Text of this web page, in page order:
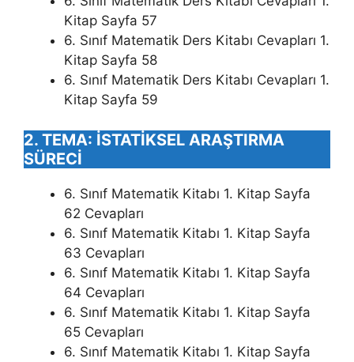
Kitap Sayfa 57
6. Sınıf Matematik Ders Kitabı Cevapları 1.
Kitap Sayfa 58
6. Sınıf Matematik Ders Kitabı Cevapları 1.
Kitap Sayfa 59
2. TEMA: İSTATİKSEL ARAŞTIRMA
SÜRECİ
6. Sınıf Matematik Kitabı 1. Kitap Sayfa
62 Cevapları
6. Sınıf Matematik Kitabı 1. Kitap Sayfa
63 Cevapları
6. Sınıf Matematik Kitabı 1. Kitap Sayfa
64 Cevapları
6. Sınıf Matematik Kitabı 1. Kitap Sayfa
65 Cevapları
6. Sınıf Matematik Kitabı 1. Kitap Sayfa